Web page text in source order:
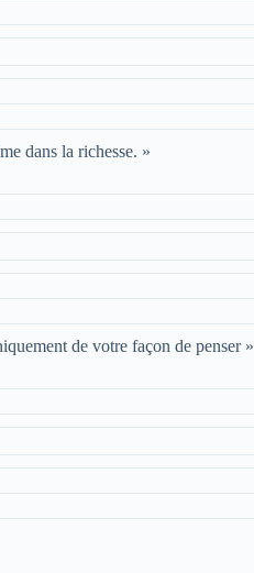
dans la richesse. »
de votre façon de penser »